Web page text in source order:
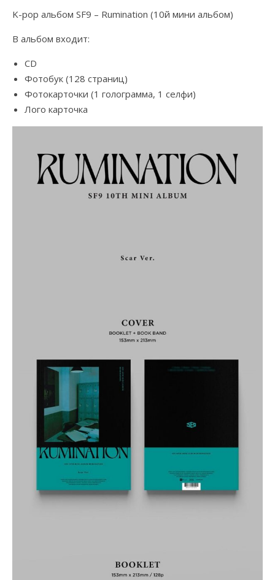
K-pop альбом SF9 – Rumination (10й мини альбом)
В альбом входит:
CD
Фотобук (128 страниц)
Фотокарточки (1 голограмма, 1 селфи)
Лого карточка